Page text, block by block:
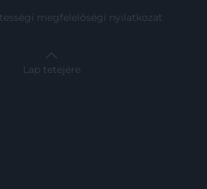
megfelelőségi nyilatkozat
Lap tetejére